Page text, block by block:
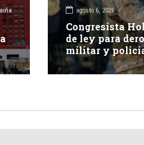
agosto 6, 2026
Congresista
de ley para
militar y
competencia